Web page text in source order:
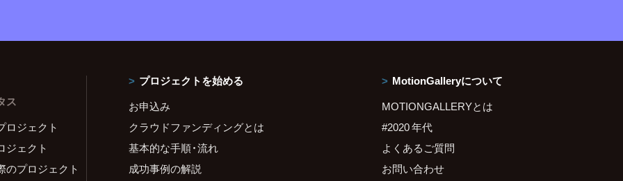
ス
ロジェクト
ジェクト
のプロジェクト
プロジェクトを始める
お申込み
クラウドファンディングとは
基本的な手順・流れ
成功事例の解説
MotionGalleryについて
MOTIONGALLERYとは
#2020 年代
よくあるご質問
お問い合わせ